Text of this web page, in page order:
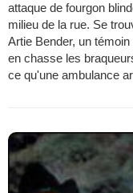
attaque de fourgon
milieu de la rue. Se
Artie Bender, un
en chasse les
ce qu'une ambulance